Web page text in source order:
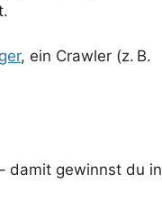
, ein Crawler (z. B.
damit gewinnst du in